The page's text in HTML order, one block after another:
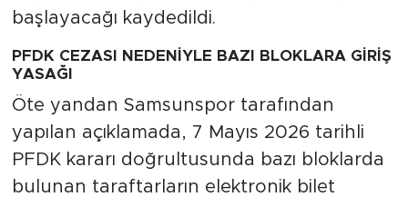
başlayacağı kaydedildi.
PFDK CEZASI NEDENİYLE BAZI BLOKLARA GİRİŞ
YASAĞI
Öte yandan Samsunspor tarafından
yapılan açıklamada, 7 Mayıs 2026 tarihli
PFDK kararı doğrultusunda bazı bloklarda
bulunan taraftarların elektronik bilet